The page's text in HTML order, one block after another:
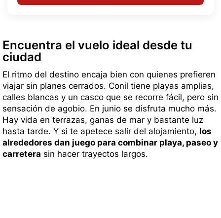
Encuentra el vuelo ideal desde tu
ciudad
El ritmo del destino encaja bien con quienes prefieren
viajar sin planes cerrados. Conil tiene playas amplias,
calles blancas y un casco que se recorre fácil, pero sin
sensación de agobio. En junio se disfruta mucho más.
Hay vida en terrazas, ganas de mar y bastante luz
hasta tarde. Y si te apetece salir del alojamiento, los
alrededores dan juego para combinar playa, paseo y
carretera sin hacer trayectos largos.